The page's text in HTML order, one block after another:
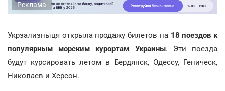
Реклама
Укрзализныця открыла продажу билетов на 18 поездов к
популярным морским курортам
Украины. Эти поезда
будут курсировать летом в Бердянск, Одессу, Геническ,
Николаев и Херсон.